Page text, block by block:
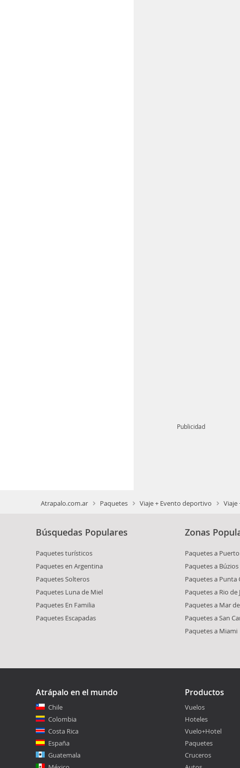
Publicidad
Atrapalo.com.ar Paquetes Viaje + Evento deportivo Viaje
Búsquedas Populares
Paquetes turísticos
Paquetes en Argentina
Paquetes Solteros
Paquetes Luna de Miel
Paquetes En Familia
Paquetes Escapadas
Zonas
Paquetes a
Paquetes a Búzios
Paquetes a Punta
Paquetes a Rio de
Paquetes a Mar
Paquetes a San
Paquetes a Miami
Atrápalo en el mundo
Chile
Colombia
Costa Rica
España
Guatemala
Productos
Vuelos
Hoteles
Vuelo+Hotel
Paquetes
Cruceros